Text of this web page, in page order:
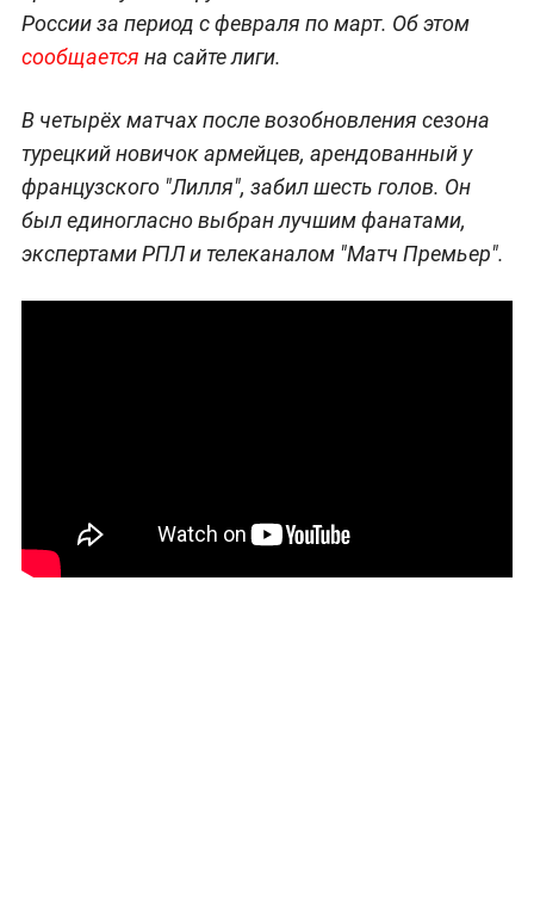
России за период с февраля по март. Об этом
сообщается на сайте лиги.
В четырёх матчах после возобновления сезона
турецкий новичок армейцев, арендованный у
французского "Лилля", забил шесть голов. Он
был единогласно выбран лучшим фанатами,
экспертами РПЛ и телеканалом "Матч Премьер".